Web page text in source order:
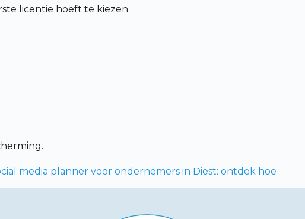
licentie hoeft te kiezen.
media planner voor ondernemers in Diest: ontdek hoe